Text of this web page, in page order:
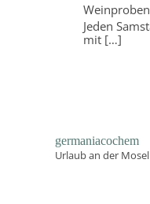
Jeden
mit […]
germaniacochem
Urlaub an der